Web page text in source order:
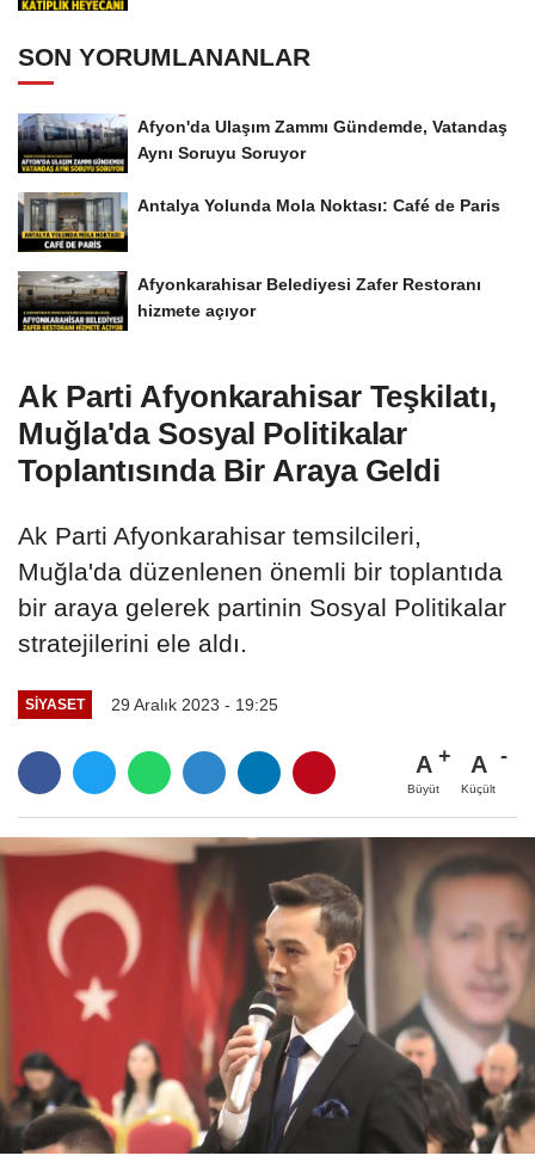
SON YORUMLANANLAR
Afyon'da Ulaşım Zammı Gündemde, Vatandaş
Aynı Soruyu Soruyor
Antalya Yolunda Mola Noktası: Café de Paris
Afyonkarahisar Belediyesi Zafer Restoranı
hizmete açıyor
Ak Parti Afyonkarahisar Teşkilatı,
Muğla'da Sosyal Politikalar
Toplantısında Bir Araya Geldi
Ak Parti Afyonkarahisar temsilcileri,
Muğla'da düzenlenen önemli bir toplantıda
bir araya gelerek partinin Sosyal Politikalar
stratejilerini ele aldı.
SIYASET 29 Aralık 2023 - 19:25
A
Büyüt
A
Küçült